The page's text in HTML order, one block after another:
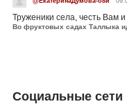
Труженики села, честь Вам
Во фруктовых садах Таллыка
Социальные сети